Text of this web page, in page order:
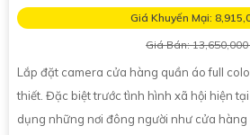
Giá Khuyến Mại:
Giá Bán: 13,650,000
Lắp đặt camera cửa hàng quần áo full
thiết. Đặc biệt trước tình hình xã hội hiện
dụng những nơi đông người như cửa hàng